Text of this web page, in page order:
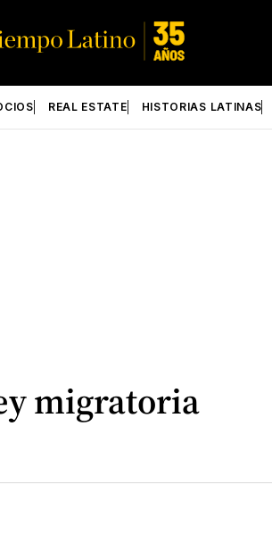
REAL ESTATE HISTORIAS LATINAS
migratoria